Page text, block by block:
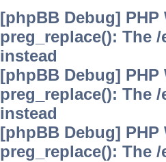
[phpBB Debug] PHP
preg_replace(): The
instead
[phpBB Debug] PHP
preg_replace(): The
instead
[phpBB Debug] PHP
preg_replace(): The